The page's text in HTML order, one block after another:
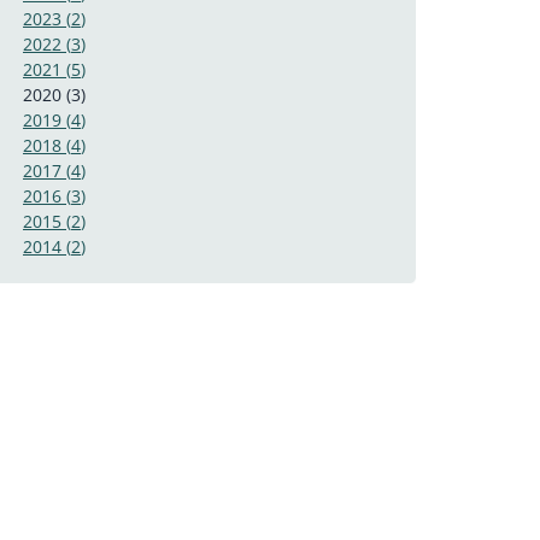
2023 (2)
2022 (3)
2021 (5)
2020 (3)
2019 (4)
2018 (4)
2017 (4)
2016 (3)
2015 (2)
2014 (2)